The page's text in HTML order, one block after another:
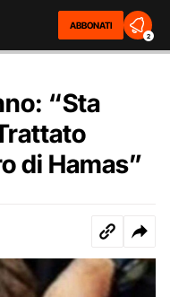
ABBONATI
2
“Sta
di Hamas”